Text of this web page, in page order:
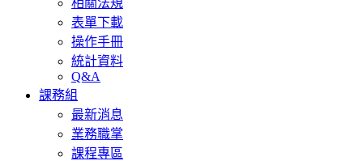
表單下載
操作手冊
統計資料
Q&A
課務組
最新消息
業務職掌
課程專區